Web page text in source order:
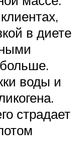
в диете
воды и
страдает